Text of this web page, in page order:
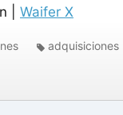
| Waifer X
adquisiciones